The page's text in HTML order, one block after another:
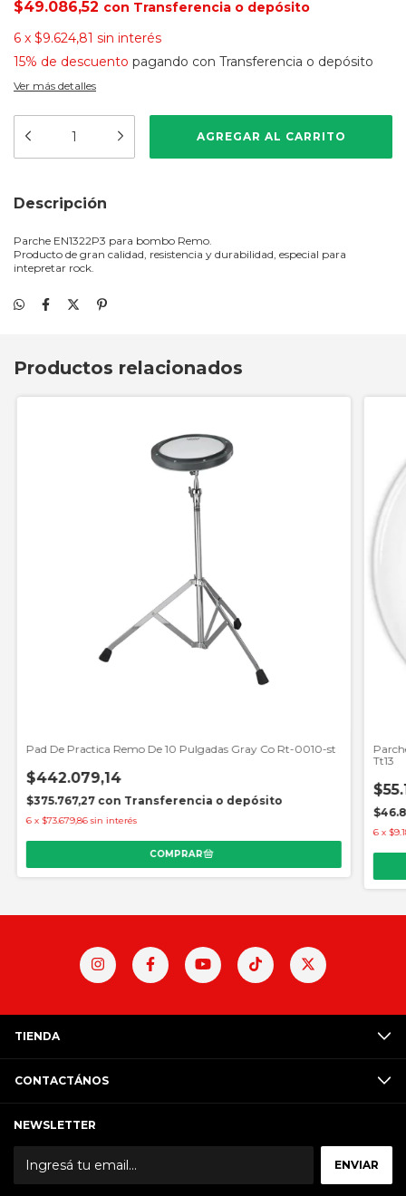
$49.086,52 con Transferencia o depósito
6 x $9.624,81 sin interés
15% de descuento pagando con Transferencia o depósito
Ver más detalles
Descripción
Parche EN1322P3 para bombo Remo.
Producto de gran calidad, resistencia y durabilidad, especial para
intepretar rock.
Productos relacionados
Pad De Practica Remo De 10 Pulgadas Gray Co Rt-0010-st
$442.079,14
$375.767,27 con Transferencia o depósito
6 x $73.679,86 sin interés
Tt13
6 x
TIENDA
CONTACTÁNOS
NEWSLETTER